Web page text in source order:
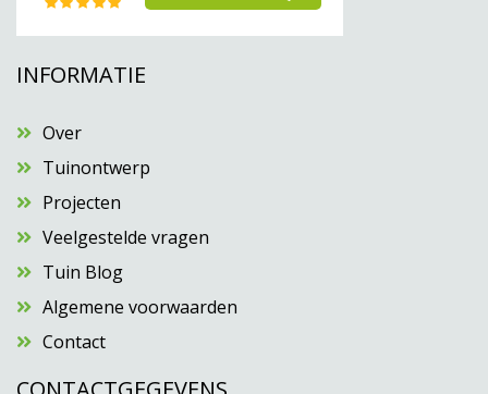
INFORMATIE
Over
Tuinontwerp
Projecten
Veelgestelde vragen
Tuin Blog
Algemene voorwaarden
Contact